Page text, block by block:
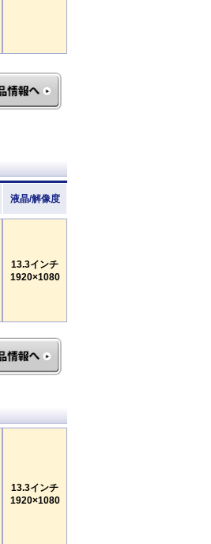
液晶/解像度
13.3インチ
1920×1080
13.3インチ
1920×1080